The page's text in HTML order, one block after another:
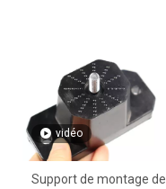
vidéo
Support de montage de